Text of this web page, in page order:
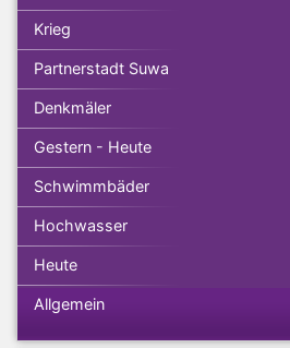
Krieg
Partnerstadt Suwa
Denkmäler
Gestern - Heute
Schwimmbäder
Hochwasser
Heute
Allgemein